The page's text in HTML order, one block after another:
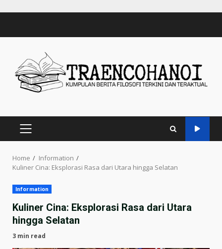
PRIMARY
Home
Information
Kuliner Cina: Eksplorasi Rasa dari Utara hingga Selatan
Information
Kuliner Cina: Eksplorasi Rasa dari Utara
hingga Selatan
3 min read